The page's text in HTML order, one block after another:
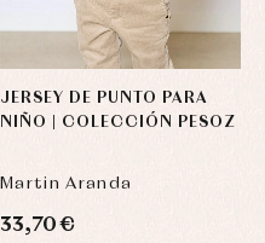
JERSEY DE PUNTO PARA
NIÑO | COLECCIÓN PESOZ
Martin Aranda
33,70 €